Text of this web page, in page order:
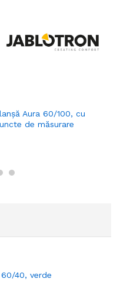
Aura 60/100, cu
de măsurare
40, verde